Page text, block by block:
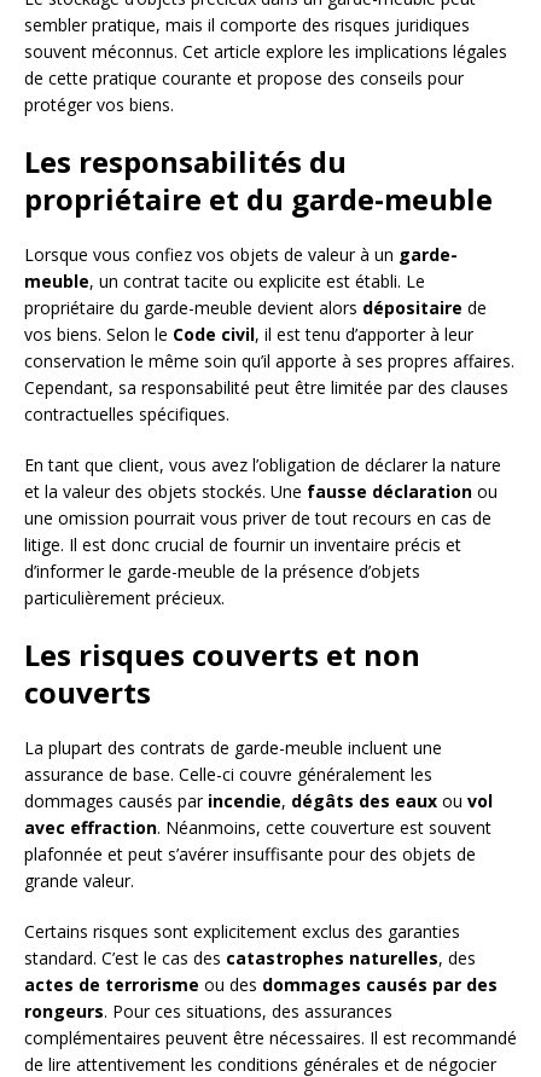
sembler pratique, mais il comporte des risques juridiques
souvent méconnus. Cet article explore les implications légales
de cette pratique courante et propose des conseils pour
protéger vos biens.
Les responsabilités du
propriétaire et du garde-meuble
Lorsque vous confiez vos objets de valeur à un garde-
meuble, un contrat tacite ou explicite est établi. Le
propriétaire du garde-meuble devient alors dépositaire de
vos biens. Selon le Code civil, il est tenu d’apporter à leur
conservation le même soin qu’il apporte à ses propres affaires.
Cependant, sa responsabilité peut être limitée par des clauses
contractuelles spécifiques.
En tant que client, vous avez l’obligation de déclarer la nature
et la valeur des objets stockés. Une fausse déclaration ou
une omission pourrait vous priver de tout recours en cas de
litige. Il est donc crucial de fournir un inventaire précis et
d’informer le garde-meuble de la présence d’objets
particulièrement précieux.
Les risques couverts et non
couverts
La plupart des contrats de garde-meuble incluent une
assurance de base. Celle-ci couvre généralement les
dommages causés par incendie, dégâts des eaux ou vol
avec effraction. Néanmoins, cette couverture est souvent
plafonnée et peut s’avérer insuffisante pour des objets de
grande valeur.
Certains risques sont explicitement exclus des garanties
standard. C’est le cas des catastrophes naturelles, des
actes de terrorisme ou des dommages causés par des
rongeurs. Pour ces situations, des assurances
complémentaires peuvent être nécessaires. Il est recommandé
de lire attentivement les conditions générales et de négocier